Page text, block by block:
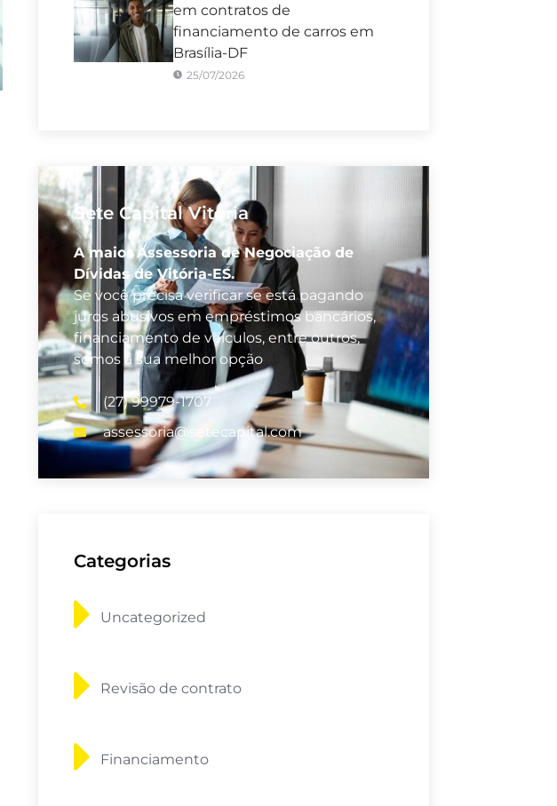
em contratos de
financiamento de carros em
Brasília-DF
25/07/2026
Sete Capital Vitória
A maior Assessoria de Negociação de
Dívidas de Vitória-ES.
Se você precisa verificar se está pagando
juros abusivos em empréstimos bancários,
financiamento de veículos, entre outros,
somos a sua melhor opção
(27) 99979-1707
assessoria@setecapital.com
Categorias
Uncategorized
Revisão de contrato
Financiamento